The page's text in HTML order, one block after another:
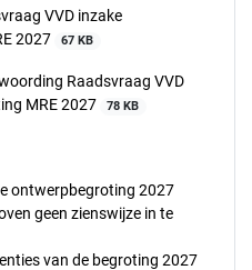
VVD inzake
2027
67 KB
Raadsvraag VVD
MRE 2027
78 KB
ontwerpbegroting 2027
geen zienswijze in te
van de begroting 2027